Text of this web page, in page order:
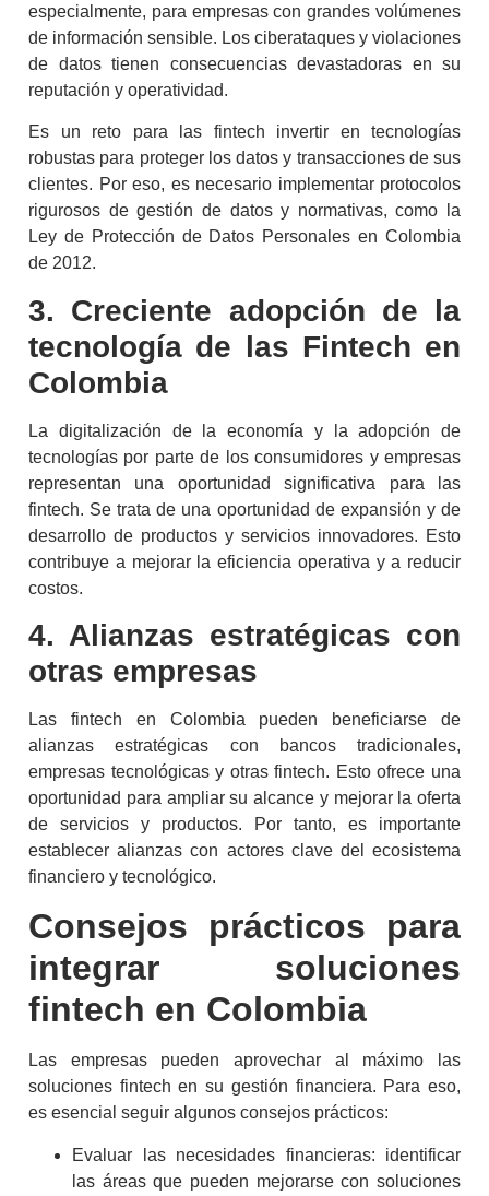
especialmente, para empresas con grandes volúmenes
de información sensible. Los ciberataques y violaciones
de datos tienen consecuencias devastadoras en su
reputación y operatividad.
Es un reto para las fintech invertir en tecnologías
robustas para proteger los datos y transacciones de sus
clientes. Por eso, es necesario implementar protocolos
rigurosos de gestión de datos y normativas, como la
Ley de Protección de Datos Personales en Colombia
de 2012.
3. Creciente adopción de la
tecnología de las Fintech en
Colombia
La digitalización de la economía y la adopción de
tecnologías por parte de los consumidores y empresas
representan una oportunidad significativa para las
fintech. Se trata de una oportunidad de expansión y de
desarrollo de productos y servicios innovadores. Esto
contribuye a mejorar la eficiencia operativa y a reducir
costos.
4. Alianzas estratégicas con
otras empresas
Las fintech en Colombia pueden beneficiarse de
alianzas estratégicas con bancos tradicionales,
empresas tecnológicas y otrasfintech. Esto ofrece una
oportunidad para ampliar su alcance y mejorar la oferta
de servicios y productos. Por tanto, es importante
establecer alianzas con actores clave del ecosistema
financiero y tecnológico.
Consejos prácticos para
integrar soluciones
fintech en Colombia
Las empresas pueden aprovechar al máximo las
soluciones fintech en su gestión financiera. Para eso,
es esencial seguir algunos consejos prácticos:
Evaluar las necesidades financieras: identificar
las áreas que pueden mejorarse con soluciones